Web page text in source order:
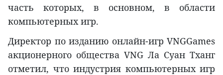
часть которых, в основном, в области
компьютерных игр.
Директор по изданию онлайн-игр VNGGames
акционерного общества VNG Ла Суан Тханг
отметил, что индустрия компьютерных игр